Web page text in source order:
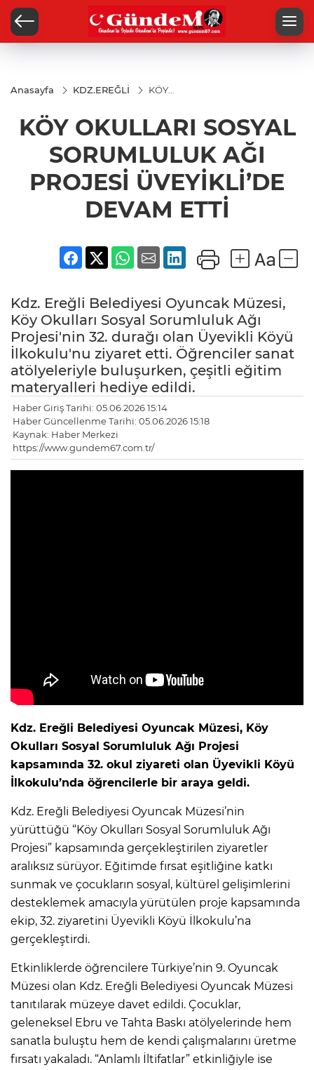
Anasayfa KDZ.EREĞLİ
KÖY
SORUMLULUK
AĞI PROJESİ
ÜVEYİKLİ’DE
DEVAM ETTİ
KÖY OKULLARI SOSYAL
SORUMLULUK AĞI
PROJESİ ÜVEYİKLİ’DE
DEVAM ETTİ
Kdz. Ereğli Belediyesi Oyuncak Müzesi,
Köy Okulları Sosyal Sorumluluk Ağı
Projesi'nin 32. durağı olan Üyevikli Köyü
İlkokulu'nu ziyaret etti. Öğrenciler sanat
atölyeleriyle buluşurken, çeşitli eğitim
materyalleri hediye edildi.
Haber Giriş Tarihi: 05.06.2026 15:14
Haber Güncellenme Tarihi: 05.06.2026 15:18
Kaynak: Haber Merkezi
https://www.gundem67.com.tr/
Kdz. Ereğli Belediyesi Oyuncak Müzesi, Köy
Okulları Sosyal Sorumluluk Ağı Projesi
kapsamında 32. okul ziyareti olan Üyevikli Köyü
İlkokulu’nda öğrencilerle bir araya geldi.
Kdz. Ereğli Belediyesi Oyuncak Müzesi’nin
yürüttüğü “Köy Okulları Sosyal Sorumluluk Ağı
Projesi” kapsamında gerçekleştirilen ziyaretler
aralıksız sürüyor. Eğitimde fırsat eşitliğine katkı
sunmak ve çocukların sosyal, kültürel gelişimlerini
desteklemek amacıyla yürütülen proje kapsamında
ekip, 32. ziyaretini Üyevikli Köyü İlkokulu’na
gerçekleştirdi.
Etkinliklerde öğrencilere Türkiye’nin 9. Oyuncak
Müzesi olan Kdz. Ereğli Belediyesi Oyuncak Müzesi
tanıtılarak müzeye davet edildi. Çocuklar,
geleneksel Ebru ve Tahta Baskı atölyelerinde hem
sanatla buluştu hem de kendi çalışmalarını üretme
fırsatı yakaladı. “Anlamlı İltifatlar” etkinliğiyle ise